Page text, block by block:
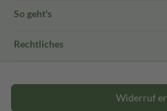
So geht's
Rechtliches
Widerruf